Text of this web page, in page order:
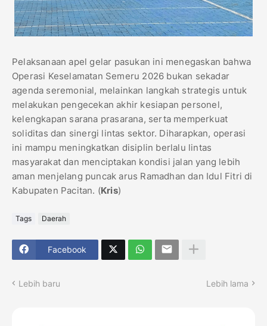
Pelaksanaan apel gelar pasukan ini menegaskan bahwa
Operasi Keselamatan Semeru 2026 bukan sekadar
agenda seremonial, melainkan langkah strategis untuk
melakukan pengecekan akhir kesiapan personel,
kelengkapan sarana prasarana, serta memperkuat
soliditas dan sinergi lintas sektor. Diharapkan, operasi
ini mampu meningkatkan disiplin berlalu lintas
masyarakat dan menciptakan kondisi jalan yang lebih
aman menjelang puncak arus Ramadhan dan Idul Fitri di
Kabupaten Pacitan. (Kris)
Tags Daerah
Facebook
Lebih baru Lebih lama